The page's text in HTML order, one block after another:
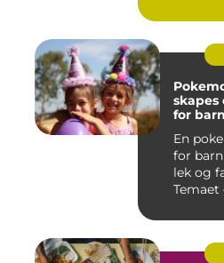
skapes
for barn
En
for
lek og
Temaet